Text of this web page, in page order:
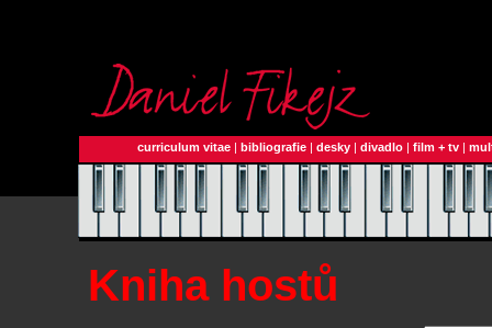
curriculum vitae | bibliografie | desky | divadlo | film + tv |
Kniha hostů